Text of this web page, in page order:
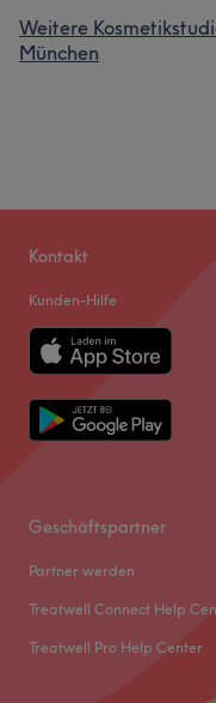
Weitere
München
Kontakt
Kunden-Hilfe
Geschäftspartner
Partner werden
Treatwell Connect Help
Treatwell Pro Help Center